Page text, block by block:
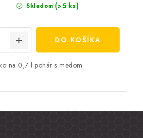
Skladom (>5 ks)
DO KOŠÍKA
na 0,7 l pohár s medom